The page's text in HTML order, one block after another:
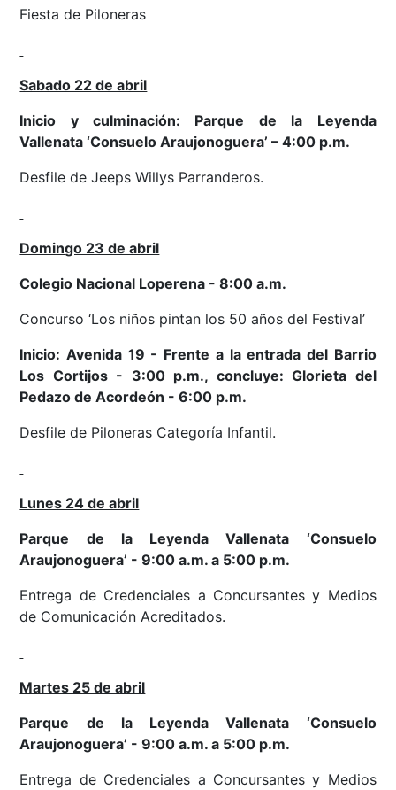
Fiesta de Piloneras
Sabado 22 de abril
Inicio y culminación: Parque de la Leyenda
Vallenata ‘Consuelo Araujonoguera’ – 4:00 p.m.
Desfile de Jeeps Willys Parranderos.
Domingo 23 de abril
Colegio Nacional Loperena - 8:00 a.m.
Concurso ‘Los niños pintan los 50 años del Festival’
Inicio: Avenida 19 - Frente a la entrada del Barrio
Los Cortijos - 3:00 p.m., concluye: Glorieta del
Pedazo de Acordeón - 6:00 p.m.
Desfile de Piloneras Categoría Infantil.
Lunes 24 de abril
Parque de la Leyenda Vallenata ‘Consuelo
Araujonoguera’ - 9:00 a.m. a 5:00 p.m.
Entrega de Credenciales a Concursantes y Medios
de Comunicación Acreditados.
Martes 25 de abril
Parque de la Leyenda Vallenata ‘Consuelo
Araujonoguera’ - 9:00 a.m. a 5:00 p.m.
Entrega de Credenciales a Concursantes y Medios